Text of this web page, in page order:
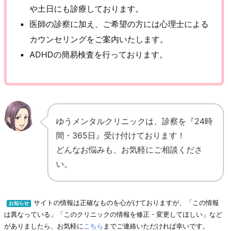
や土日にも診療しております。
医師の診察に加え、ご希望の方には心理士による
カウンセリングをご案内いたします。
ADHDの簡易検査を行っております。
ゆうメンタルクリニックは、診察を『24時
間・365日』受け付けております！
どんなお悩みも、お気軽にご相談くださ
い。
お知らせ
サイトの情報は正確なものを心がけておりますが、「この情報
は異なっている」「このクリニックの情報を修正・変更してほしい」など
がありましたら、お気軽にこちら までご連絡いただければ幸いです。